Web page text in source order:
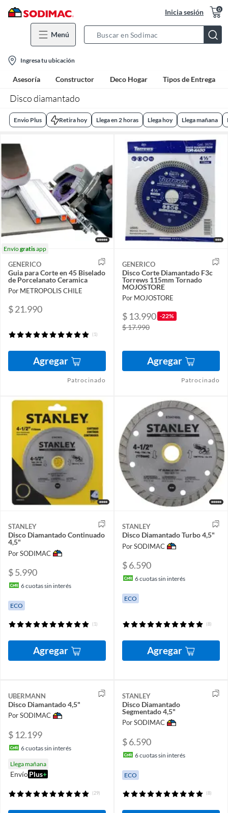
Inicia sesión 0
Menú
Bar
location-
icon
Ingresa tu ubicación
Asesoría Constructor Deco Hogar Tipos de Entrega
Disco diamantado
Envio Plus Retira hoy Llega en 2 horas Llega hoy Llega mañana
Envíogratisapp
GENERICO
Guia para Corte en 45 Biselado
de Porcelanato Ceramica
Por METROPOLIS CHILE
$ 21.990
(1)
Agregar
Patrocinado
GENERICO
Disco Corte Diamantado F3c
Torrews 115mm Tornado
MOJOSTORE
Por MOJOSTORE
$ 13.990 -22%
$ 17.990
Agregar
Patrocinado
STANLEY
Disco Diamantado Continuado
4,5"
Por SODIMAC
$ 5.990
6cuotas sin interés
ECO
(1)
Agregar
STANLEY
Disco Diamantado Turbo 4,5"
Por SODIMAC
$ 6.590
6cuotas sin interés
ECO
(8)
Agregar
UBERMANN
Disco Diamantado 4,5"
Por SODIMAC
$ 12.199
6cuotas sin interés
Llega mañana
EnvíoPlus+
(29)
STANLEY
Disco Diamantado
Segmentado 4,5"
Por SODIMAC
$ 6.590
6cuotas sin interés
ECO
(8)